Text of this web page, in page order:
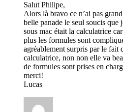
Salut Philipe,
Alors là bravo ce n’ai pas
belle panade le seul soucis que
sous mac était la calculatrice
plus les formules sont
agréablement surpris par le fait
calculatrice, non non elle va
de formules sont prises en
merci!
Lucas